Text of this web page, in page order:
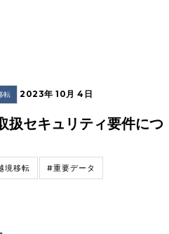
転 2023年 10月 4日
セキュリティ要件につ
境移転 #重要データ